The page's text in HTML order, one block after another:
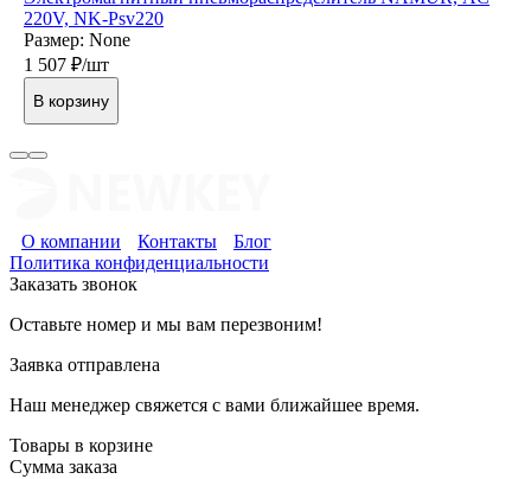
220V, NK-Psv220
Размер: None
1 507 ₽/шт
В корзину
О компании Контакты
Блог
Политика конфиденциальности
Заказать звонок
Оставьте номер и мы вам перезвоним!
Заявка отправлена
Наш менеджер свяжется с вами ближайшее время.
Товары в корзине
Сумма заказа